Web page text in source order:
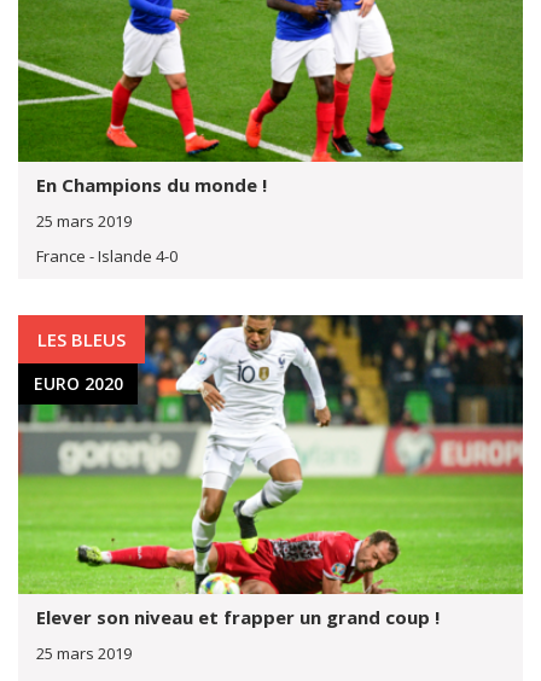
En Champions du monde !
25 mars 2019
France - Islande 4-0
LES BLEUS
EURO 2020
Elever son niveau et frapper un grand coup !
25 mars 2019